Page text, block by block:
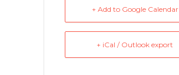
+ Add to Google Calendar
+ iCal / Outlook export